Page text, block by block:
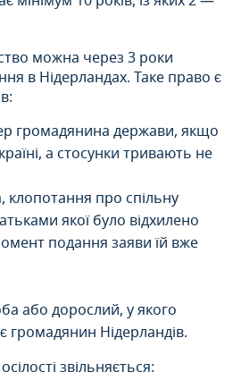
можна через 3 роки
в Нідерландах. Таке право є
громадянина держави, якщо
а стосунки тривають не
клопотання про спільну
якої було відхилено
подання заяви їй вже
або дорослий, у якого
громадянин Нідерландів.
звільняється: